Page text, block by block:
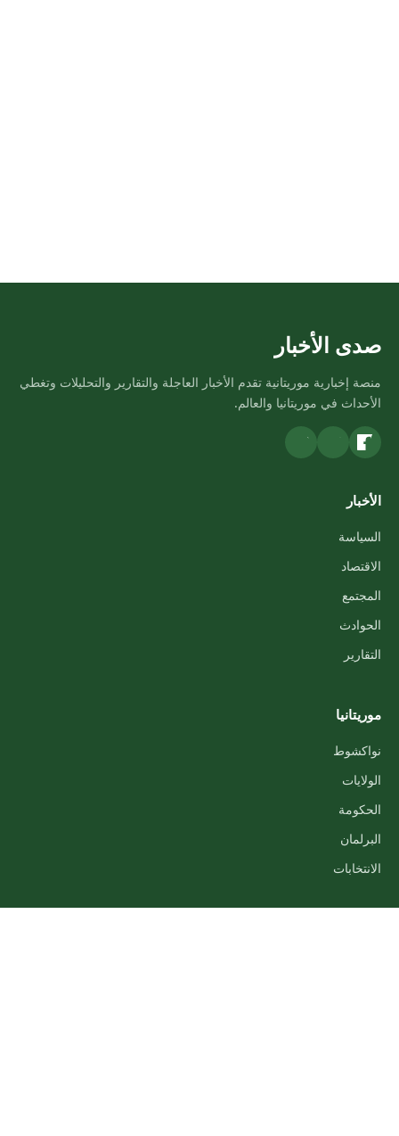
صدى الأخبار
منصة إخبارية موريتانية تقدم الأخبار العاجلة والتقارير والتحليلات وتغطي
الأحداث في موريتانيا والعالم.
الأخبار
السياسة
الاقتصاد
المجتمع
الحوادث
التقارير
موريتانيا
نواكشوط
الولايات
الحكومة
البرلمان
الانتخابات